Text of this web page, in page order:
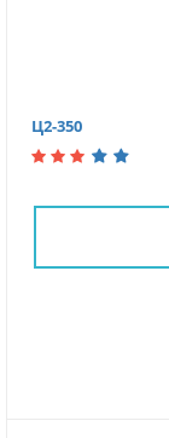
Ц2-350